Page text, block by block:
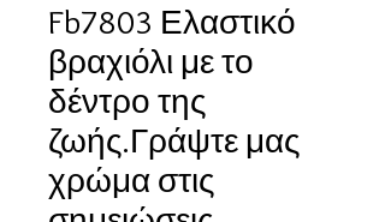
Fb7803 Ελαστικό
βραχιόλι με το
δέντρο της
ζωής.Γράψτε μας
χρώμα στις